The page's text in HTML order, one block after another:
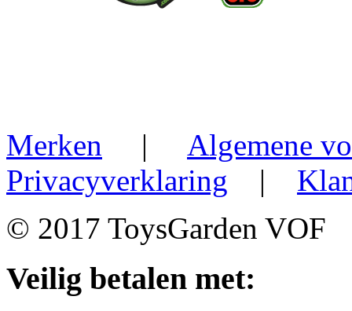
Merken | Algemene
Privacyverklaring |
© 2017 ToysGarden VOF
Veilig betalen met: